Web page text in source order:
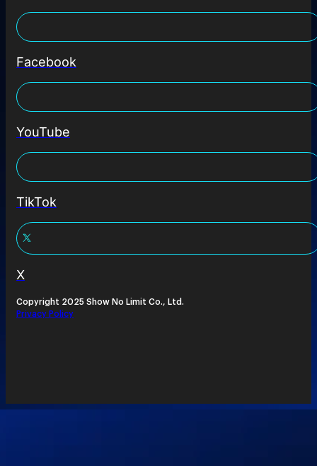
Facebook
YouTube
TikTok
X
Copyright 2025 Show No Limit Co., Ltd.
Privacy Policy